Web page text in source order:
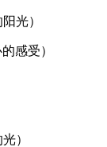
光）
感受）
）